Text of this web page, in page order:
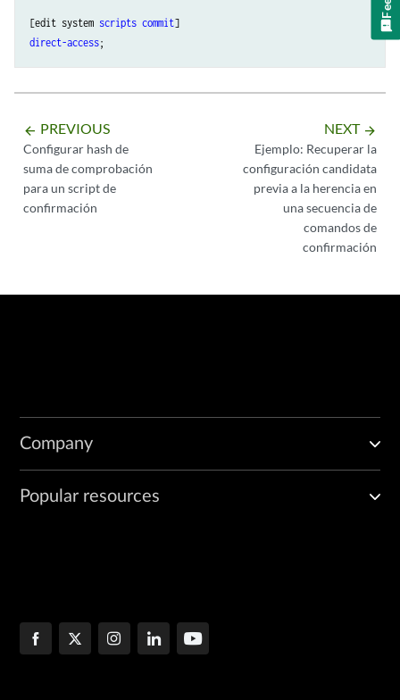
[edit system scripts commit
direct-access
arrow_backward PREVIOUS
Configurar hash de
suma de comprobación
para un script de
confirmación
NEXT arrow_forward
Ejemplo: Recuperar la
configuración candidata
previa a la herencia en
una secuencia de
comandos de
confirmación
Company
Popular resources